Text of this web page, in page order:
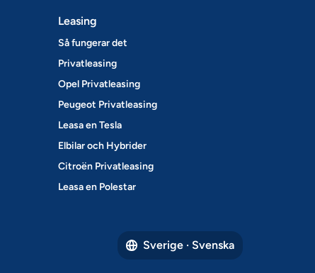
Leasing
Så fungerar det
Privatleasing
Opel Privatleasing
Peugeot Privatleasing
Leasa en Tesla
Elbilar och Hybrider
Citroën Privatleasing
Leasa en Polestar
Sverige · Svenska